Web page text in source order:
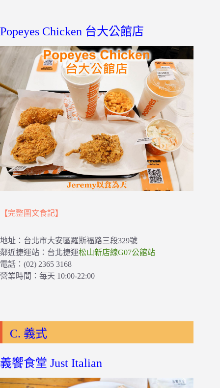
Popeyes Chicken 台大公館店
【完整圖文食記】
地址：台北市大安區羅斯福路三段329號
鄰近捷運站：台北捷運松山新店線G07公館站
電話：(02) 2365 3168
營業時間：每天 10:00-22:00
C. 義式
義饗食堂 Just Italian